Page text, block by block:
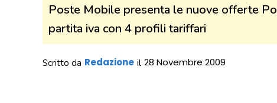
Poste Mobile presenta le nuove offerte
partita iva con 4 profili tariffari
Scritto da Redazione il 28 Novembre 2009